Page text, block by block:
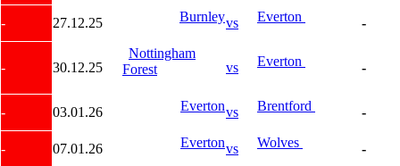
Bolivia
Colombia
Ecuador
Peru
Uruguay
Venezuela
Mỹ
- 27.12.25 Burnleyvs Everton -
- 30.12.25
Nottingham
Forest
vs Everton -
- 03.01.26 Evertonvs Brentford -
- 07.01.26 Evertonvs Wolves -